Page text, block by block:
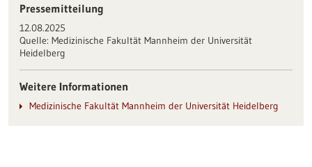
Pressemitteilung
12.08.2025
Quelle: Medizinische Fakultät Mannheim der Universität
Heidelberg
Weitere Informationen
Medizinische Fakultät Mannheim der Universität Heidelberg